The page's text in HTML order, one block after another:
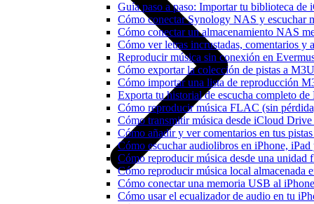
Guía paso a paso: Importar tu biblioteca
Cómo conectar Synology NAS y escuchar
Cómo conectar un almacenamiento NAS
Cómo ver letras incrustadas, comentarios
Reproducir música sin conexión en
Cómo exportar la colección de pistas a
Cómo importar una lista de reproducción
Exporta tu historial de escucha completo
Cómo reproducir música FLAC (sin
Cómo transmitir música desde iCloud
Cómo añadir y ver comentarios en tus
Cómo escuchar audiolibros en iPhone,
Cómo reproducir música desde una
Cómo reproducir música local almacenada
Cómo conectar una memoria USB al
Cómo usar el ecualizador de audio en tu